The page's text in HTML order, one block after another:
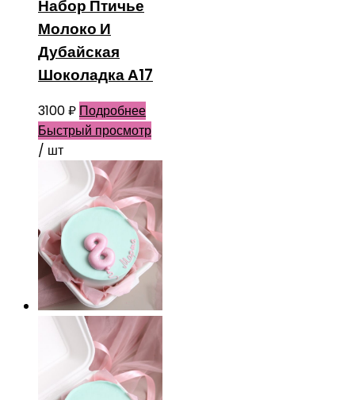
Набор Птичье
Молоко И
Дубайская
Шоколадка А17
3100₽ Подробнее
Быстрый просмотр
/ шт